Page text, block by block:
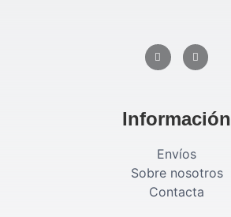
Información
Envíos
Sobre nosotros
Contacta